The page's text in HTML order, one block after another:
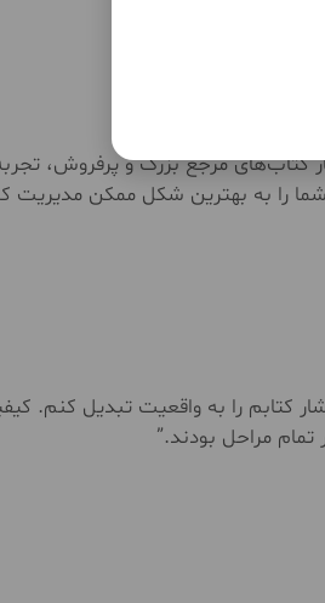
کتاب‌های مرجع بزرگ و پرفروش،
شما را به بهترین شکل ممکن مدیریت
کتابم را به واقعیت تبدیل کنم.
مراحل بودند.”